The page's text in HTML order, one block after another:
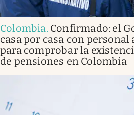
Colombia. Confirmado: el
casa por casa con
para comprobar la
de pensiones en Colombia